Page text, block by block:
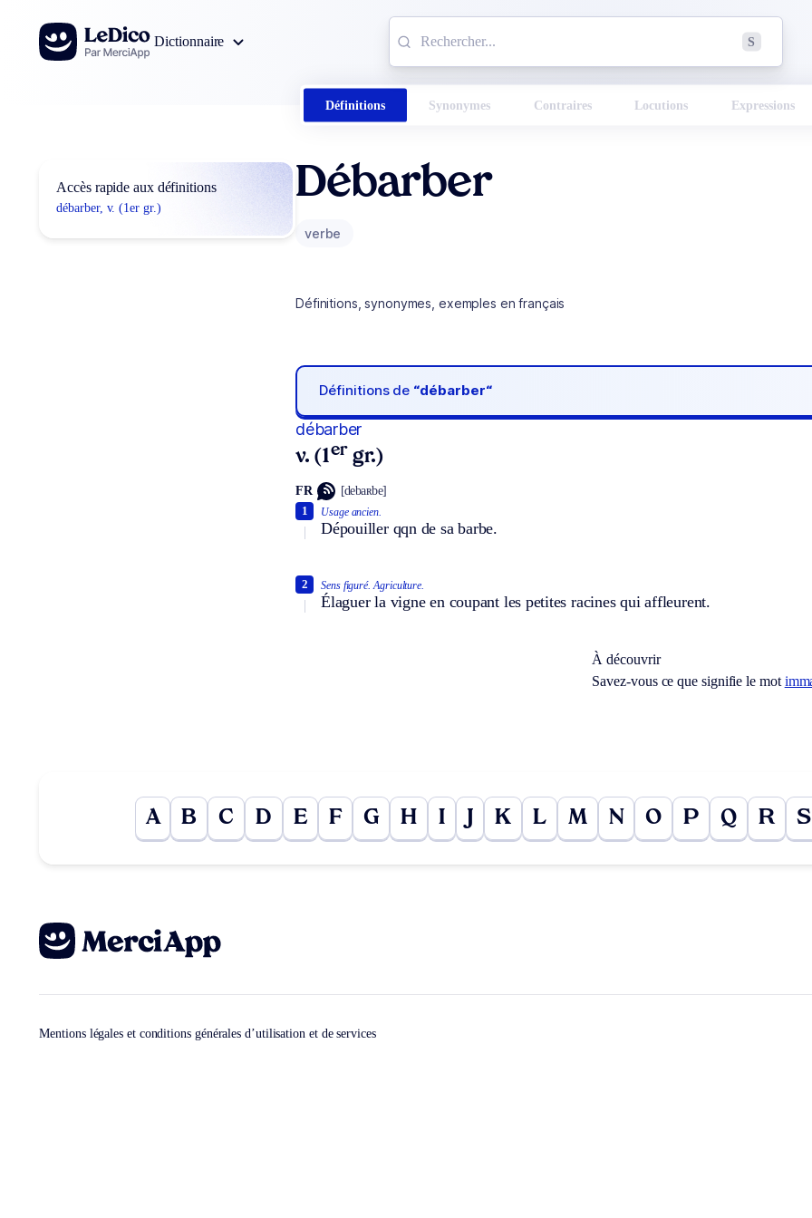
Aller au contenu
Dictionnaire
S
Définitions Synonymes Contraires Locutions Expressions
Accès rapide aux définitions
débarber, v. (1er gr.)
Débarber
verbe
Définitions, synonymes, exemples en français
Définitions de “débarber“
débarber
v. (1er gr.)
FR [debaʀbe]
Usage ancien.
Dépouiller qqn de sa barbe.
1
Sens figuré. Agriculture.
Élaguer la vigne en coupant les petites racines qui affleurent.
2
À découvrir
Savez-vous ce que signifie le mot
A B C D E F G H I J K L M N O P Q R S
Mentions légales et conditions générales d’utilisation et de services